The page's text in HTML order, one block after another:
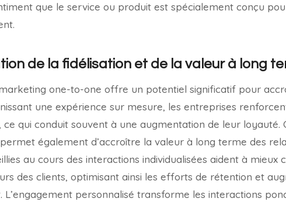
que le service ou produit est spécialement conçu
de la fidélisation et de la valeur à long
one-to-one offre un potentiel significatif pour
une expérience sur mesure, les entreprises
ce qui conduit souvent à une augmentation de leur loyauté.
également d’accroître la valeur à long terme des
au cours des interactions individualisées aident à
des clients, optimisant ainsi les efforts de rétention et
L’engagement personnalisé transforme les interactions